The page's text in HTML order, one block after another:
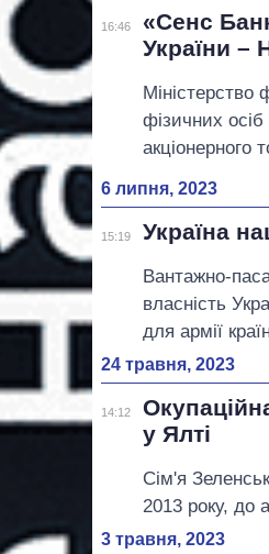
16:46
«Сенс
України –
Міністерство
фізичних осіб
акціонерного
6 липня, 2023
15:19 Україна
Вантажно-
власність
для армії
24 травня, 2023
14:12
у Ялті
Сім'я
2013 року, до
3 травня, 2023